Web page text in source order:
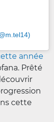
année
Prêté
cette